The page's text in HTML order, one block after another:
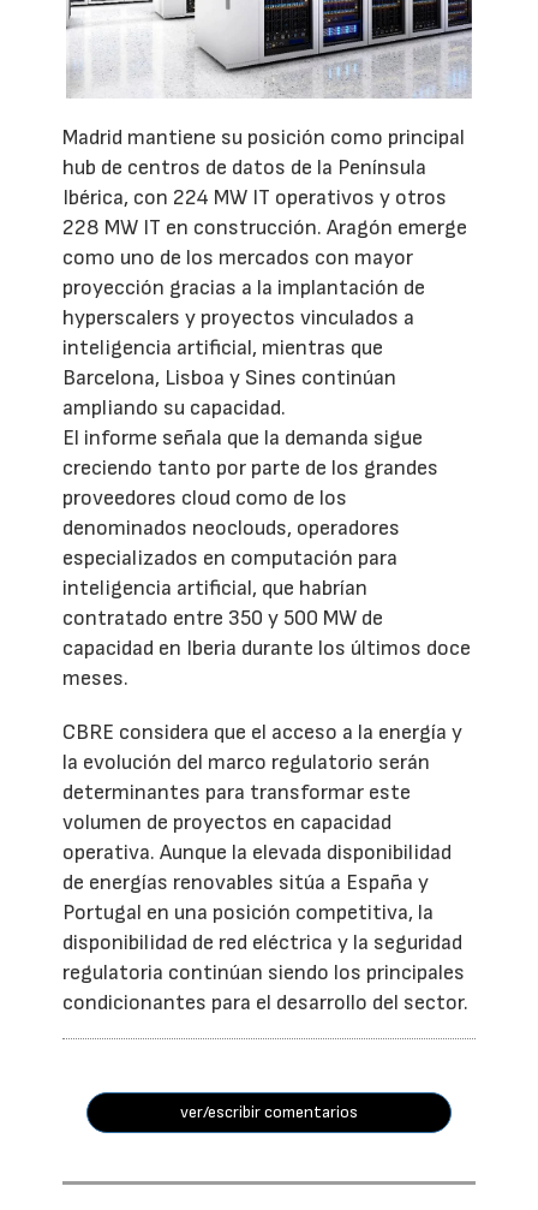
Madrid mantiene su posición como principal
hub de centros de datos de la Península
Ibérica, con 224 MW IT operativos y otros
228 MW IT en construcción. Aragón emerge
como uno de los mercados con mayor
proyección gracias a la implantación de
hyperscalers y proyectos vinculados a
inteligencia artificial, mientras que
Barcelona, Lisboa y Sines continúan
ampliando su capacidad.
El informe señala que la demanda sigue
creciendo tanto por parte de los grandes
proveedores cloud como de los
denominados neoclouds, operadores
especializados en computación para
inteligencia artificial, que habrían
contratado entre 350 y 500 MW de
capacidad en Iberia durante los últimos doce
meses.
CBRE considera que el acceso a la energía y
la evolución del marco regulatorio serán
determinantes para transformar este
volumen de proyectos en capacidad
operativa. Aunque la elevada disponibilidad
de energías renovables sitúa a España y
Portugal en una posición competitiva, la
disponibilidad de red eléctrica y la seguridad
regulatoria continúan siendo los principales
condicionantes para el desarrollo del sector.
ver/escribir comentarios